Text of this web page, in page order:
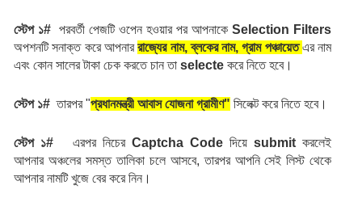
স্টেপ ১# পরবর্তী পেজটি ওপেন হওয়ার পর আপনাকে Selection Filters
অপশনটি সনাক্ত করে আপনার রাজ্যের নাম, ব্লকের নাম, গ্রাম পঞ্চায়েত এর নাম
এবং কোন সালের টাকা চেক করতে চান তা selecte করে নিতে হবে।
স্টেপ ১# তারপর "প্রধানমন্ত্রী আবাস যোজনা গ্রামীণ" সিলেক্ট করে নিতে হবে।
স্টেপ ১# এরপর নিচের Captcha Code দিয়ে submit করলেই
আপনার অঞ্চলের সমস্ত তালিকা চলে আসবে, তারপর আপনি সেই লিস্ট থেকে
আপনার নামটি খুজে বের করে নিন।